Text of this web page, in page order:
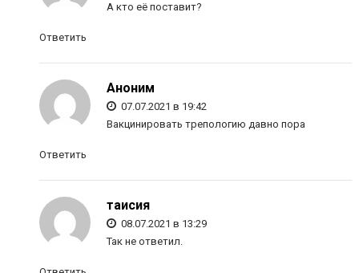
А кто её поставит?
Ответить
Аноним
07.07.2021 в 19:42
Вакцинировать трепологию давно пора
Ответить
таисия
08.07.2021 в 13:29
Так не ответил.